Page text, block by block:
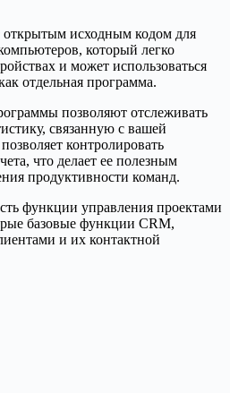
открытым исходным кодом для
который легко
и может использоваться
отдельная программа.
позволяют отслеживать
связанную с вашей
контролировать
что делает ее полезным
продуктивности команд.
функции управления проектами
базовые функции CRM,
и их контактной